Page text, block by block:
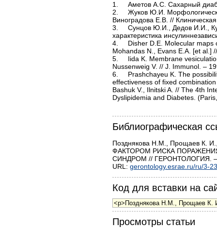
1.	Аметов А.С. Сахарный диабет 2 типа. Учебное пособие. – М., 2003. – С. 7–62.
2.	Жуков Ю.И. Морфологические изменения эритроцитов при подагре / Жуков Ю.И., Семкин В.И., Цурко В.В.,
Виноградова Е.В. //
3.	Сунцов Ю.И., Дедов И.И., Кудрякова С.В. Государственный регистр сахарного диабета: эпидемиологическая
характеристика
4.	Disher D.E. Molecular maps of red cell- deformation: hidden elasticity and in situ conectivity / Disher D.E.,
Mohandas N., Evans E.A. [et
5.	Iida K. Membrane vesiculation protects erythrocytes from destruction by complement / Iida K., Whitlow M.B.,
Nussenweig V. // J. Immunol. –
6.	Prashchayeu K. The possibilities of investigation of morphofunctional properties of erythrocytes in the estimation of
effectiveness of fixed
Bashuk V., Ilnitski A. // The 4th
Dyslipidemia and Diabetes.
Библиографическая
Позднякова Н.М., Прощаев
ФАКТОРОМ РИСКА
СИНДРОМ // ГЕРОНТОЛОГИЯ.
URL: gerontology.esrae.ru/ru/3-23
Код для вставки на
Просмотры статьи